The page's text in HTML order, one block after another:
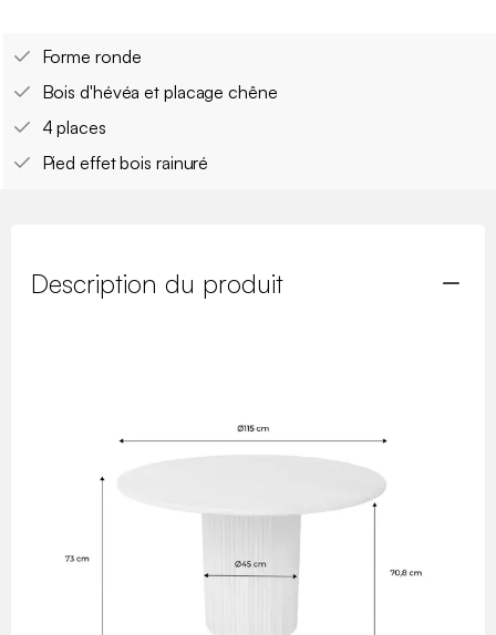
Forme ronde
Bois d'hévéa et placage chêne
4 places
Pied effet bois rainuré
Description du produit